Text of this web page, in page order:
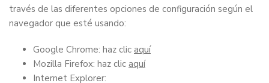
través de las diferentes opciones de configuración según el
navegador que esté usando:
Google Chrome: haz clic aquí
Mozilla Firefox: haz clic aquí
Internet Explorer: